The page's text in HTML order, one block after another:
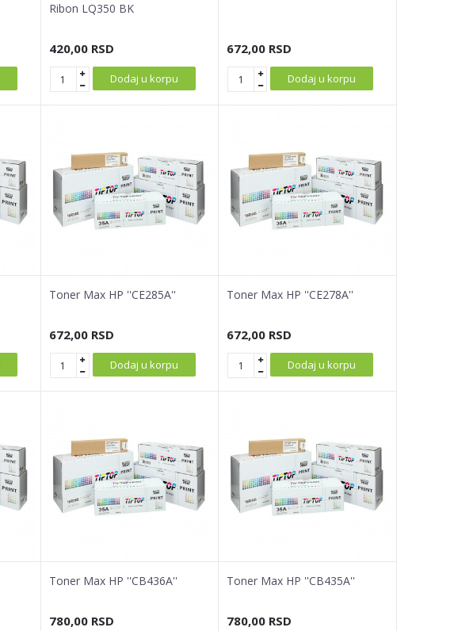
Ribon LQ350 BK
420,00 RSD
Dodaj u korpu
672,00 RSD
Dodaj u korpu
Toner Max HP ''CE285A''
672,00 RSD
Dodaj u korpu
Toner Max HP ''CE278A''
672,00 RSD
Dodaj u korpu
Toner Max HP ''CB436A''
780,00 RSD
Toner Max HP ''CB435A''
780,00 RSD